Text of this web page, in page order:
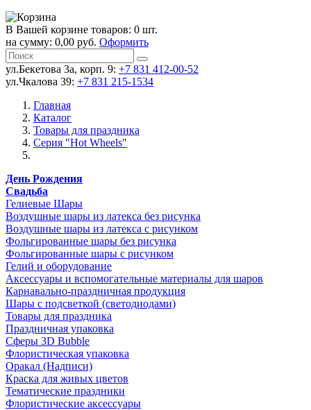
В Вашей корзине товаров: 0 шт.
на сумму: 0,00 руб. Оформить
ул.Бекетова 3а, корп. 9: +7 831 412-00-52
ул.Чкалова 39: +7 831 215-1534
Главная
Каталог
Товары для праздника
Серия "Hot Wheels"
День Рождения
Свадьба
Гелиевые Шары
Воздушные шары из латекса без рисунка
Воздушные шары из латекса с рисунком
Фольгированные шары без рисунка
Фольгированные шары с рисунком
Гелий и оборудование
Аксессуары и вспомогательные материалы для шаров
Карнавально-праздничная продукция
Шары с подсветкой (светодиодами)
Товары для праздника
Праздничная упаковка
Сферы 3D Bubble
Флористическая упаковка
Оракал (Надписи)
Краска для живых цветов
Тематические праздники
Флористические аксессуары